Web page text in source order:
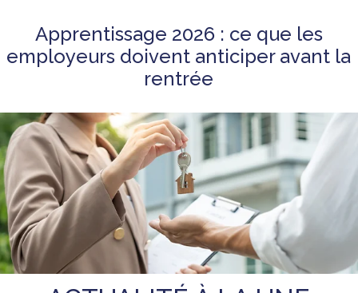
Apprentissage 2026 : ce que les
employeurs doivent anticiper avant la
rentrée